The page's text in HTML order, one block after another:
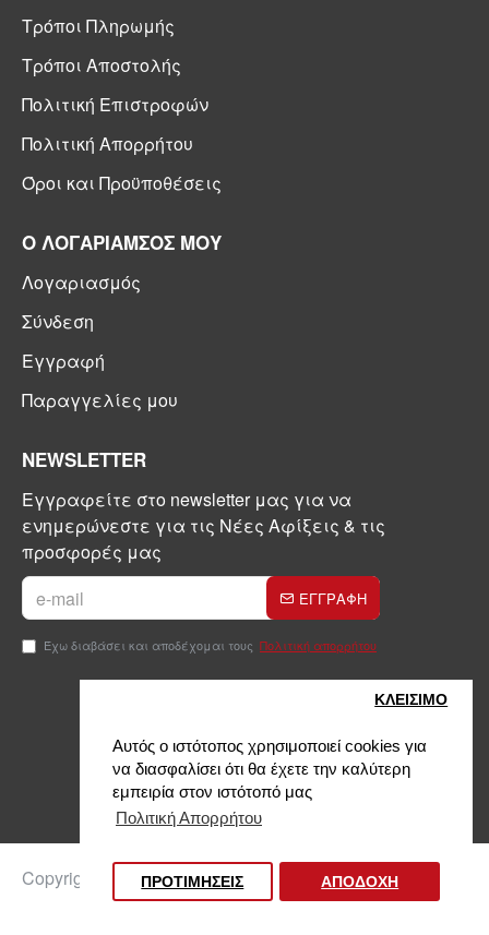
Αυτός ο ιστότοπος χρησιμοποιεί cookies για
να διασφαλίσει ότι θα έχετε την καλύτερη
εμπειρία στον ιστότοπό μας
Πολιτική Απορρήτου
ΚΛΕΙΣIΜΟ
ΠΡΟΤΙΜΗΣΕΙΣ ΑΠΟΔΟΧΗ
Τρόποι Πληρωμής
Τρόποι Αποστολής
Πολιτική Επιστροφών
Πολιτική Απορρήτου
Όροι και Προϋποθέσεις
Ο ΛΟΓΑΡΙΑΜΣΟΣ ΜΟΥ
Λογαριασμός
Σύνδεση
Εγγραφή
Παραγγελίες μου
NEWSLETTER
Εγγραφείτε στο newsletter μας για να
ενημερώνεστε για τις Νέες Αφίξεις & τις
προσφορές μας
ΕΓΓΡΑΦΗ
Έχω διαβάσει και αποδέχομαι τους Πολιτική απορρήτου
Copyright © 2024, Kontinakis, All Rights Reserved